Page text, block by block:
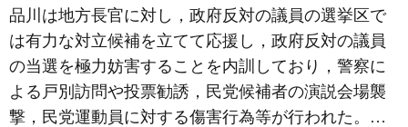
品川は地方長官に対し，政府反対の議員の選挙区で
は有力な対立候補を立てて応援し，政府反対の議員
の当選を極力妨害することを内訓しており，警察に
よる戸別訪問や投票勧誘，民党候補者の演説会場襲
撃，民党運動員に対する傷害行為等が行われた。…